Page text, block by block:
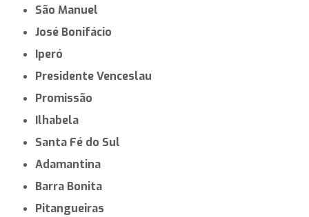
São Manuel
José Bonifácio
Iperó
Presidente Venceslau
Promissão
Ilhabela
Santa Fé do Sul
Adamantina
Barra Bonita
Pitangueiras